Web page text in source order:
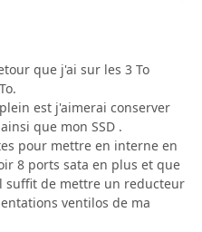
que j'ai sur les 3 To
est j'aimerai conserver
que mon SSD .
pour mettre en interne en
8 ports sata en plus et que
suffit de mettre un reducteur
ventilos de ma